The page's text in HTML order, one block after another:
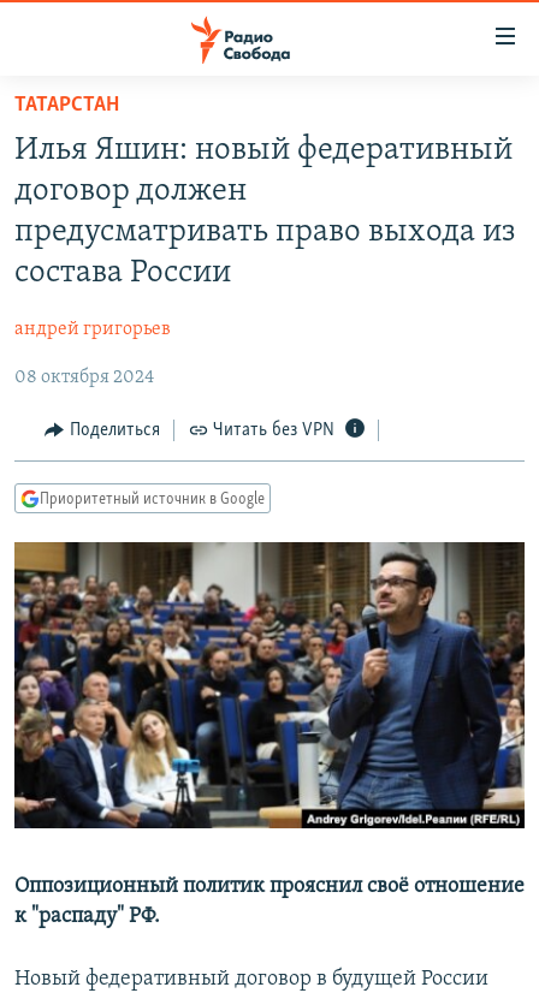
упрощенного
доступа
основному
содержанию
навигации
Вернутся
поиску
АВТОРСКИЕ ПРОЕКТЫ
ЦИТАТЫ СВОБОДЫ
КУЛЬТУРА
IDEL.РЕАЛИИ
КАВКАЗ.РЕАЛИИ
СИБИРЬ.РЕАЛИИ
РАСПИСАНИЕ ВЕЩАНИЯ
ПОДПИШИТЕСЬ НА РАССЫЛКУ
СОЦИАЛЬНЫЕ СЕТИ
Все сайты РСЕ/РС
ТАТАРСТАН
Илья Яшин: новый федеративный
договор должен
предусматривать право выхода из
состава России
андрей григорьев
08 октября 2024
Поделиться Читать без VPN
Приоритетный источник в Google
Оппозиционный политик прояснил своё отношение
к "распаду" РФ.
Новый федеративный договор в будущей России